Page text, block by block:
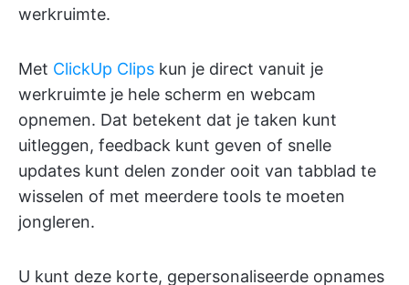
werkruimte.
Met ClickUp Clips kun je direct vanuit je
werkruimte je hele scherm en webcam
opnemen. Dat betekent dat je taken kunt
uitleggen, feedback kunt geven of snelle
updates kunt delen zonder ooit van tabblad te
wisselen of met meerdere tools te moeten
jongleren.
U kunt deze korte, gepersonaliseerde opnames